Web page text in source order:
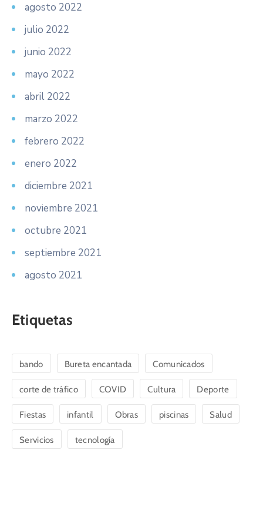
agosto 2022
julio 2022
junio 2022
mayo 2022
abril 2022
marzo 2022
febrero 2022
enero 2022
diciembre 2021
noviembre 2021
octubre 2021
septiembre 2021
agosto 2021
Etiquetas
bando Bureta encantada Comunicados
corte de tráfico COVID Cultura Deporte
Fiestas infantil Obras piscinas Salud
Servicios tecnología